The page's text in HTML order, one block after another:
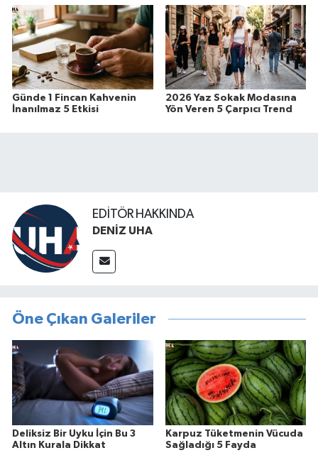
Günde 1 Fincan Kahvenin
İnanılmaz 5 Etkisi
2026 Yaz Sokak Modasına
Yön Veren 5 Çarpıcı Trend
EDITÖR HAKKINDA
DENİZ UHA
Öne Çıkan Galeriler
Deliksiz Bir Uyku İçin Bu 3
Altın Kurala Dikkat
Karpuz Tüketmenin Vücuda
Sağladığı 5 Fayda